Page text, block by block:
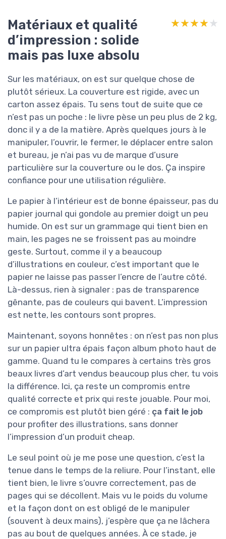
Matériaux et qualité
d’impression : solide
mais pas luxe absolu
★★★★★
★★★★★
Sur les matériaux, on est sur quelque chose de
plutôt sérieux. La couverture est rigide, avec un
carton assez épais. Tu sens tout de suite que ce
n’est pas un poche : le livre pèse un peu plus de 2 kg,
donc il y a de la matière. Après quelques jours à le
manipuler, l’ouvrir, le fermer, le déplacer entre salon
et bureau, je n’ai pas vu de marque d’usure
particulière sur la couverture ou le dos. Ça inspire
confiance pour une utilisation régulière.
Le papier à l’intérieur est de bonne épaisseur, pas du
papier journal qui gondole au premier doigt un peu
humide. On est sur un grammage qui tient bien en
main, les pages ne se froissent pas au moindre
geste. Surtout, comme il y a beaucoup
d’illustrations en couleur, c’est important que le
papier ne laisse pas passer l’encre de l’autre côté.
Là-dessus, rien à signaler : pas de transparence
gênante, pas de couleurs qui bavent. L’impression
est nette, les contours sont propres.
Maintenant, soyons honnêtes : on n’est pas non plus
sur un papier ultra épais façon album photo haut de
gamme. Quand tu le compares à certains très gros
beaux livres d’art vendus beaucoup plus cher, tu vois
la différence. Ici, ça reste un compromis entre
qualité correcte et prix qui reste jouable. Pour moi,
ce compromis est plutôt bien géré : ça fait le job
pour profiter des illustrations, sans donner
l’impression d’un produit cheap.
Le seul point où je me pose une question, c’est la
tenue dans le temps de la reliure. Pour l’instant, elle
tient bien, le livre s’ouvre correctement, pas de
pages qui se décollent. Mais vu le poids du volume
et la façon dont on est obligé de le manipuler
(souvent à deux mains), j’espère que ça ne lâchera
pas au bout de quelques années. À ce stade, je